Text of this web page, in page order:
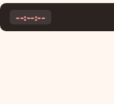
--:--:--